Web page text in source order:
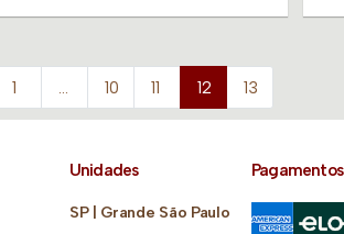
1 10 11 12 13
Unidades
SP | Grande São Paulo
Pagamentos